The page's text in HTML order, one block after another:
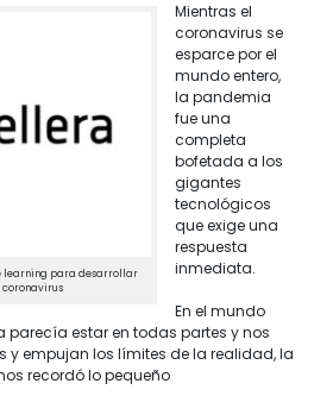
learning para desarrollar
Mientras el
coronavirus se
esparce por el
mundo entero,
la pandemia
fue una
completa
bofetada a los
gigantes
tecnológicos
que exige una
respuesta
inmediata.
En el mundo
estar en todas partes y nos
y empujan los límites de la realidad, la
recordó lo pequeño